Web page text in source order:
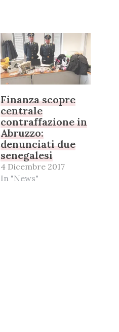
Finanza scopre
centrale
contraffazione in
Abruzzo:
denunciati due
senegalesi
4 Dicembre 2017
In "News"